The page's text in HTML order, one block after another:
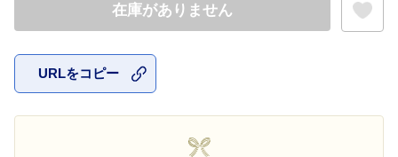
在庫がありません
URLをコピー